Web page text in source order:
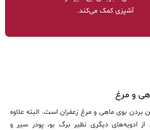
آشپزی کمک می‌کند.
و مرغ
بردن بوی ماهی و مرغ زعفران است. البته علاوه
از ادویه‌های دیگری نظیر برگ بو، پودر سیر و